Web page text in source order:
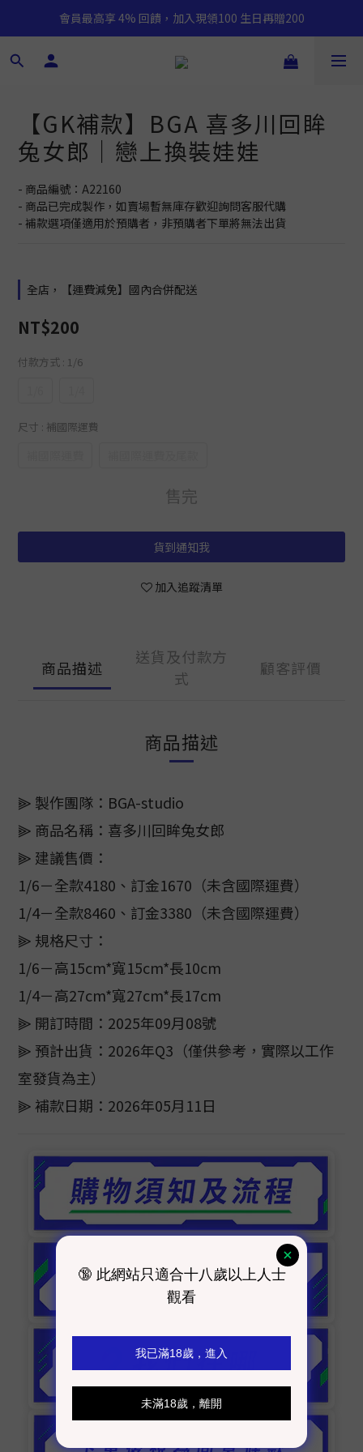
會員最高享 4% 回饋，加入現領100 生日再贈200
【GK補款】BGA 喜多川回眸
兔女郎｜戀上換裝娃娃
- 商品編號：A22160
- 商品已完成製作，如賣場暫無庫存歡迎詢問客服代購
- 補款選項僅適用於預購者，非預購者下單將無法出貨
全店，【運費減免】國內合併配送
NT$200
付款方式 : 1/6
尺寸 : 補國際運費
售完
貨到通知我
加入追蹤清單
商品描述
送貨及付款方
式
顧客評價
商品描述
⫸ 製作團隊：BGA-studio
⫸ 商品名稱：喜多川回眸兔女郎
⫸ 建議售價：
1/6－全款4180、訂金1670（未含國際運費）
1/4－全款8460、訂金3380（未含國際運費）
⫸ 規格尺寸：
1/6－高15cm*寬15cm*長10cm
1/4－高27cm*寬27cm*長17cm
⫸ 開訂時間：2025年09月08號
⫸ 預計出貨：2026年Q3（僅供參考，實際以工作
室發貨為主）
⫸ 補款日期：2026年05月11日